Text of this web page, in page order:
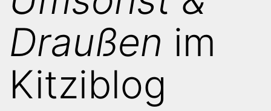
Draußen im
Kitziblog